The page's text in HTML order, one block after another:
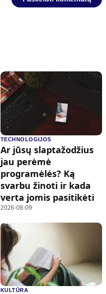
TECHNOLOGIJOS
Ar jūsų slaptažodžius
jau perėmė
programėlės? Ką
svarbu žinoti ir kada
verta jomis pasitikėti
2026-08-09
KULTŪRA